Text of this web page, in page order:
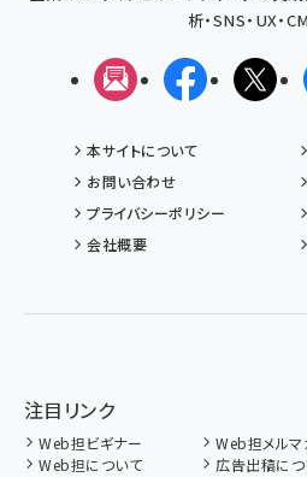
析・SNS・UX・
メルマガFacebookX(
本サイトについて
お問い合わせ
プライバシーポリシー
会社概要
注目リンク
Web担ビギナー Web担メルマ
Web担について
広告出稿につ